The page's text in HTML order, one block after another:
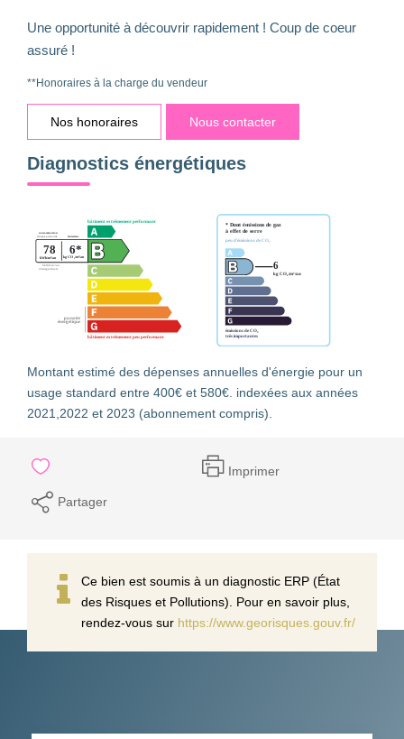
Une opportunité à découvrir rapidement ! Coup de coeur
assuré !
**Honoraires à la charge du vendeur
Nos honoraires Nous contacter
Diagnostics énergétiques
Montant estimé des dépenses annuelles d'énergie pour un
usage standard entre 400€ et 580€. indexées aux années
2021,2022 et 2023 (abonnement compris).
Imprimer
Partager
Ce bien est soumis à un diagnostic ERP (État
des Risques et Pollutions). Pour en savoir plus,
rendez-vous sur https://www.georisques.gouv.fr/